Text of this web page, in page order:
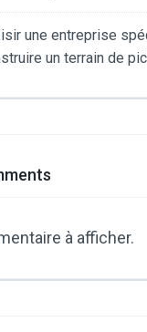
une entreprise
un terrain de
à afficher.